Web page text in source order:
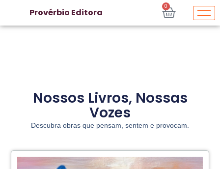
Provérbio Editora
0
Nossos Livros, Nossas
Vozes
Descubra obras que pensam, sentem e provocam.